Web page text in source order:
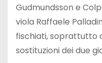
Gudmundsson e
viola Raffaele
fischiati, soprattutto
sostituzioni dei due